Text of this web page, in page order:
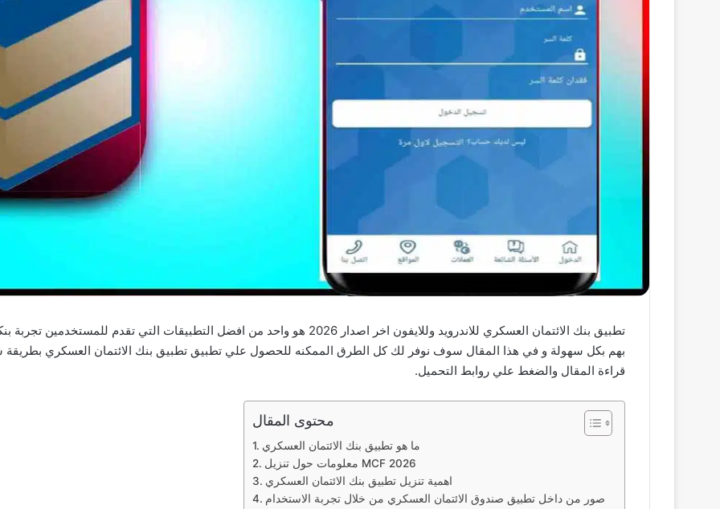
تطبيق بنك الائتمان العسكري للاندرويد وللايفون اخر اصدار 2026 هو واحد من افضل التطبيقات
بهم بكل سهولة و في هذا المقال سوف نوفر لك كل الطرق الممكنه للحصول علي تطبيق تطبيق بنك الائتمان العسكري
قراءة المقال والضغط علي روابط التحميل.
محتوى المقال
ما هو تطبيق بنك الائتمان العسكري
معلومات حول تنزيل MCF 2026
اهمية تنزيل تطبيق بنك الائتمان العسكري
صور من داخل تطبيق صندوق الائتمان العسكري من خلال تجربة الاستخدام